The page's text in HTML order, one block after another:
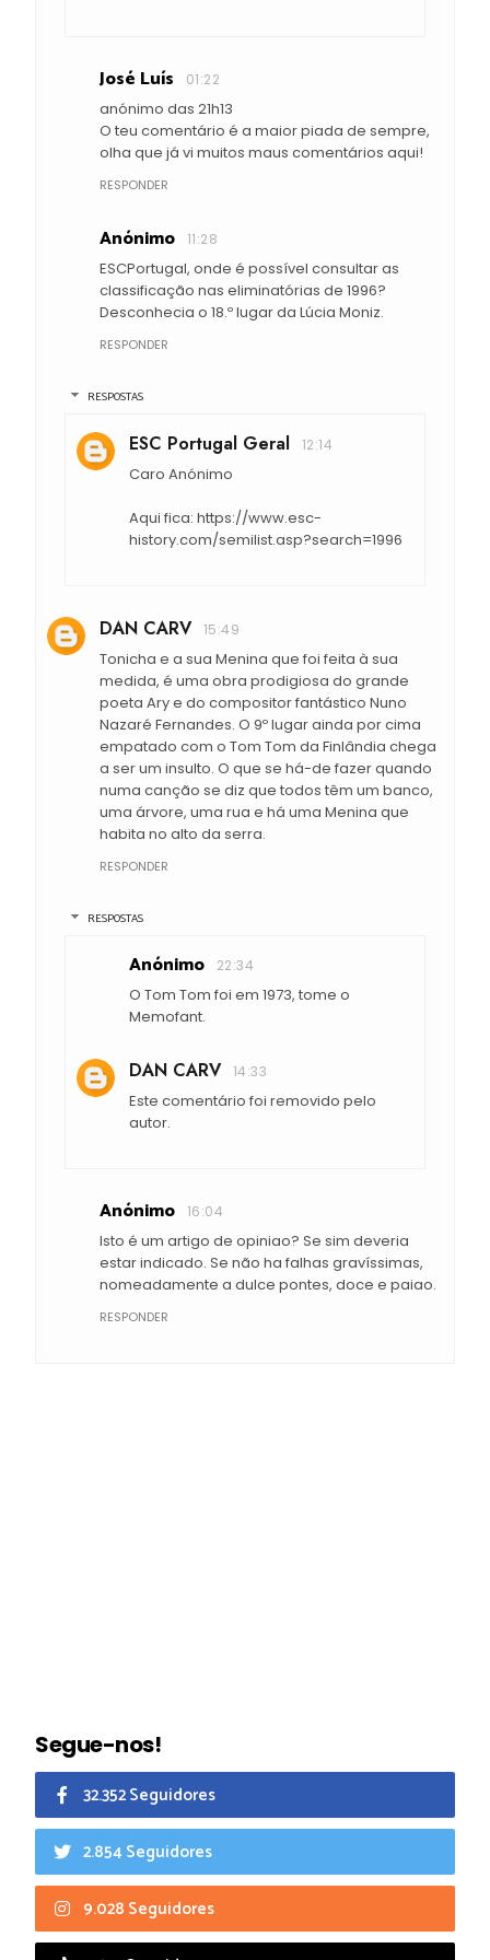
José Luís 01:22
anónimo das 21h13
O teu comentário é a maior piada de sempre,
olha que já vi muitos maus comentários aqui!
RESPONDER
Anónimo 11:28
ESCPortugal, onde é possível consultar as
classificação nas eliminatórias de 1996?
Desconhecia o 18.º lugar da Lúcia Moniz.
RESPONDER
RESPOSTAS
ESC Portugal Geral 12:14
Caro Anónimo
Aqui fica: https://www.esc-
history.com/semilist.asp?search=1996
DAN CARV 15:49
Tonicha e a sua Menina que foi feita à sua
medida, é uma obra prodigiosa do grande
poeta Ary e do compositor fantástico Nuno
Nazaré Fernandes. O 9º lugar ainda por cima
empatado com o Tom Tom da Finlândia chega
a ser um insulto. O que se há-de fazer quando
numa canção se diz que todos têm um banco,
uma árvore, uma rua e há uma Menina que
habita no alto da serra.
RESPONDER
RESPOSTAS
Anónimo 22:34
O Tom Tom foi em 1973, tome o
Memofant.
DAN CARV 14:33
Este comentário foi removido pelo
autor.
Anónimo 16:04
Isto é um artigo de opiniao? Se sim deveria
estar indicado. Se não ha falhas gravíssimas,
nomeadamente a dulce pontes, doce e paiao.
RESPONDER
Segue-nos!
32.352 Seguidores
2.854 Seguidores
9.028 Seguidores